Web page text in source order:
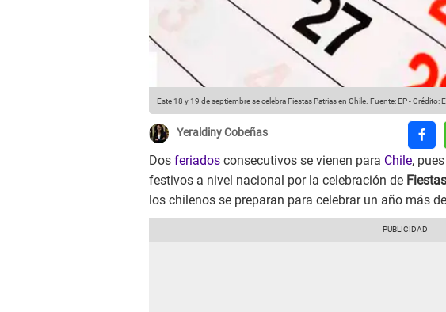
Este 18 y 19 de septiembre se celebra Fiestas Patrias en Chile. Fuente: EP-Crédito:
Yeraldiny Cobeñas
Dos feriados consecutivos se vienen para Chile,
festivos a nivel nacional por la celebración de
los chilenos se preparan para celebrar un año más